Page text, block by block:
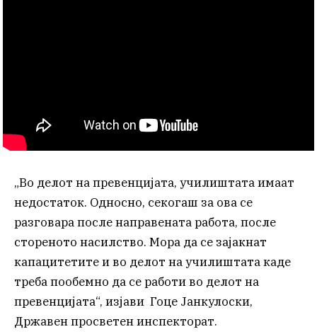
„Во делот на превенцијата, училиштата имаат
недостаток. Односно, секогаш за ова се
разговара после направената работа, после
стореното насилство. Мора да се зајакнат
капацитетите и во делот на училиштата каде
треба пообемно да се работи во делот на
превенцијата“, изјави Гоце Јанкулоски,
Државен просветен инспекторат.